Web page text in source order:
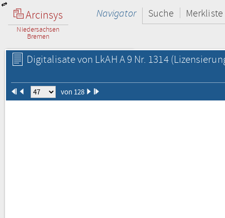
Arcinsys
Niedersachsen
Bremen
Navigator Suche Merkliste
Digitalisate von LkAH A 9 Nr. 1314
von 128